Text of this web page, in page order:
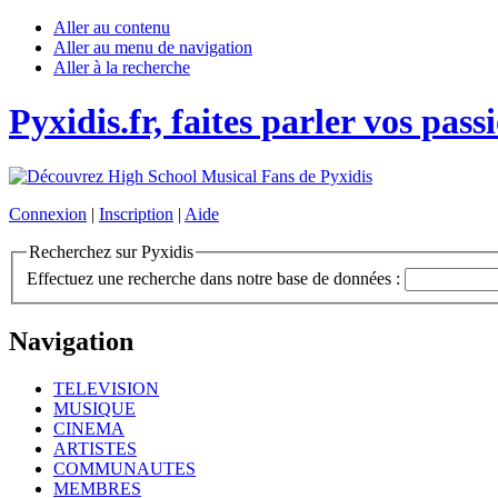
Aller au contenu
Aller au menu de navigation
Aller à la recherche
Pyxidis.fr, faites parler vos
Connexion | Inscription | Aide
Recherchez sur Pyxidis
Effectuez une recherche dans notre base de données :
Navigation
TELEVISION
MUSIQUE
CINEMA
ARTISTES
COMMUNAUTES
MEMBRES